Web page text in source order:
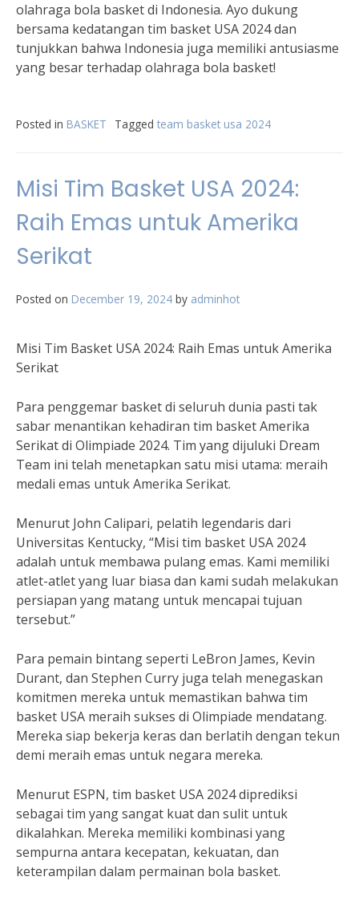
olahraga bola basket di Indonesia. Ayo dukung
bersama kedatangan tim basket USA 2024 dan
tunjukkan bahwa Indonesia juga memiliki antusiasme
yang besar terhadap olahraga bola basket!
Posted in BASKET Tagged team basket usa 2024
Misi Tim Basket USA 2024:
Raih Emas untuk Amerika
Serikat
Posted on December 19, 2024 by adminhot
Misi Tim Basket USA 2024: Raih Emas untuk Amerika
Serikat
Para penggemar basket di seluruh dunia pasti tak
sabar menantikan kehadiran tim basket Amerika
Serikat di Olimpiade 2024. Tim yang dijuluki Dream
Team ini telah menetapkan satu misi utama: meraih
medali emas untuk Amerika Serikat.
Menurut John Calipari, pelatih legendaris dari
Universitas Kentucky, “Misi tim basket USA 2024
adalah untuk membawa pulang emas. Kami memiliki
atlet-atlet yang luar biasa dan kami sudah melakukan
persiapan yang matang untuk mencapai tujuan
tersebut.”
Para pemain bintang seperti LeBron James, Kevin
Durant, dan Stephen Curry juga telah menegaskan
komitmen mereka untuk memastikan bahwa tim
basket USA meraih sukses di Olimpiade mendatang.
Mereka siap bekerja keras dan berlatih dengan tekun
demi meraih emas untuk negara mereka.
Menurut ESPN, tim basket USA 2024 diprediksi
sebagai tim yang sangat kuat dan sulit untuk
dikalahkan. Mereka memiliki kombinasi yang
sempurna antara kecepatan, kekuatan, dan
keterampilan dalam permainan bola basket.